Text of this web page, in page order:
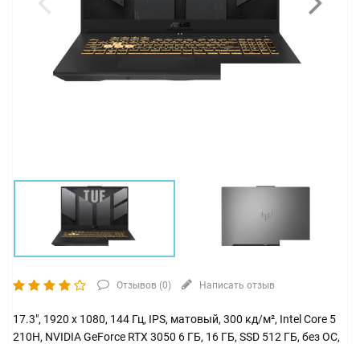
Отзывов (0) Написать отзыв
17.3", 1920 x 1080, 144 Гц, IPS, матовый, 300 кд/м², Intel Core 5
210H, NVIDIA GeForce RTX 3050 6 ГБ, 16 ГБ, SSD 512 ГБ, без ОС,